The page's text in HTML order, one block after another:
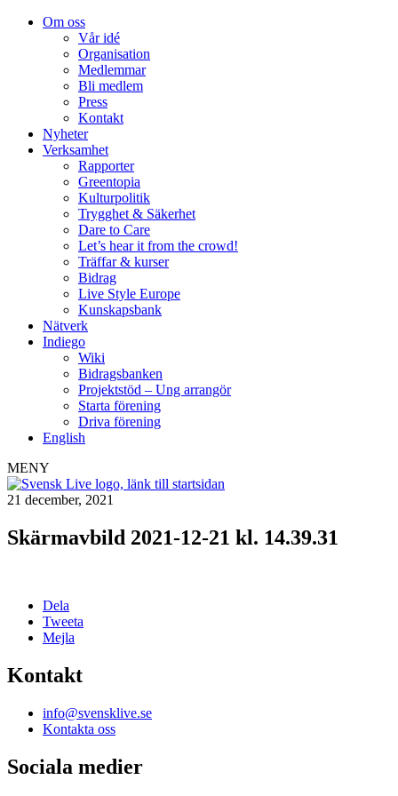
Om oss
Vår idé
Organisation
Medlemmar
Bli medlem
Press
Kontakt
Nyheter
Verksamhet
Rapporter
Greentopia
Kulturpolitik
Trygghet & Säkerhet
Dare to Care
Let’s hear it from the crowd!
Träffar & kurser
Bidrag
Live Style Europe
Kunskapsbank
Nätverk
Indiego
Wiki
Bidragsbanken
Projektstöd – Ung arrangör
Starta förening
Driva förening
English
MENY
21 december, 2021
Skärmavbild 2021-12-21 kl. 14.39.31
Dela
Tweeta
Mejla
Kontakt
info@svensklive.se
Kontakta oss
Sociala medier